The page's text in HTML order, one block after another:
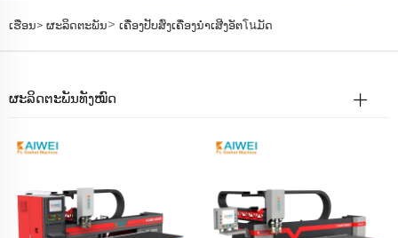
ເຮືອນ> ຜະລິດຕະພັນ> ເຄື່ອງປັບສົ່ງເຄື່ອງນຳເສີງອັຕโนມັດ
ຜະລິດຕະພັນທັງໝົດ